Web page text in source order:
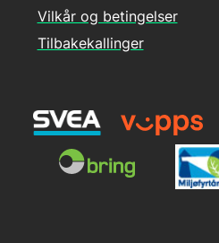
Vilkår og betingelser
Tilbakekallinger